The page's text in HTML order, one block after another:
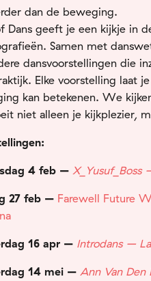
dan de beweging.
Dans geeft je een kijkje in
Samen met
dansvoorstellingen die
Elke voorstelling laat
kan betekenen. We
niet alleen je kijkplezier,
4 feb – X_Yusuf_Boss
27 feb – Farewell Future
16 apr – Introdans –
14 mei – Ann Van